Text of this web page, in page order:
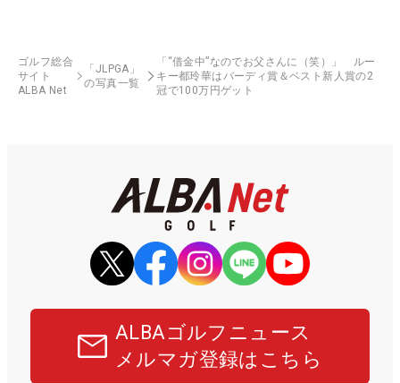
ゴルフ総合
サイト
ALBA Net
「JLPGA」
の写真一覧
「“借金中”なのでお父さんに（笑）」 ルー
キー都玲華はバーディ賞＆ベスト新人賞の2
冠で100万円ゲット
ALBAゴルフニュース
メルマガ登録はこちら